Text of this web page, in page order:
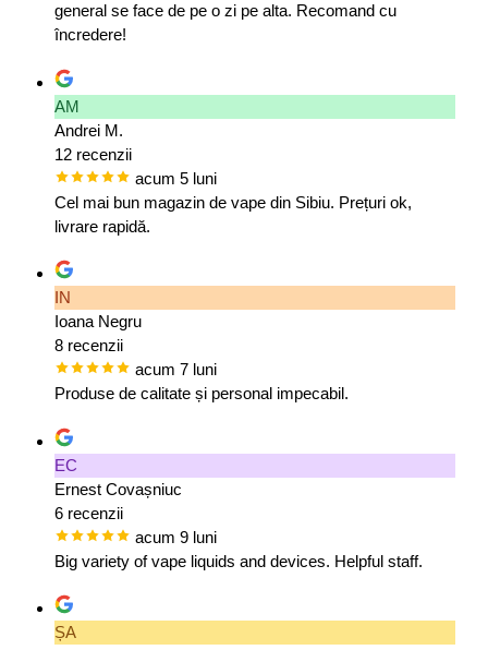
general se face de pe o zi pe alta. Recomand cu
încredere!
AM
Andrei M.
12 recenzii
acum 5 luni
Cel mai bun magazin de vape din Sibiu. Prețuri ok,
livrare rapidă.
IN
Ioana Negru
8 recenzii
acum 7 luni
Produse de calitate și personal impecabil.
EC
Ernest Covașniuc
6 recenzii
acum 9 luni
Big variety of vape liquids and devices. Helpful staff.
ȘA